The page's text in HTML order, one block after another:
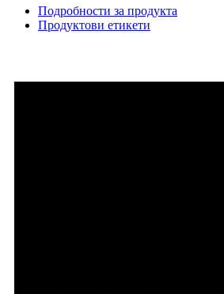
Подробности за продукта
Продуктови етикети